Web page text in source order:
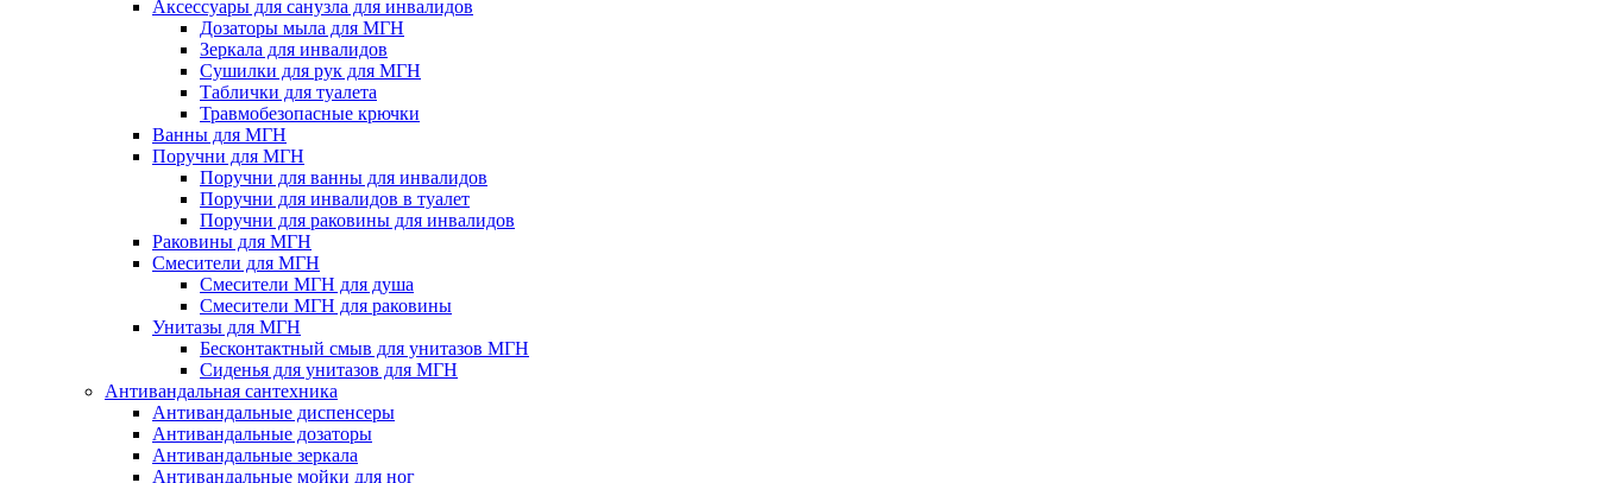
Аксессуары для санузла для инвалидов
Дозаторы мыла для МГН
Зеркала для инвалидов
Сушилки для рук для МГН
Таблички для туалета
Травмобезопасные крючки
Ванны для МГН
Поручни для МГН
Поручни для ванны для инвалидов
Поручни для инвалидов в туалет
Поручни для раковины для инвалидов
Раковины для МГН
Смесители для МГН
Смесители МГН для душа
Смесители МГН для раковины
Унитазы для МГН
Бесконтактный смыв для унитазов МГН
Сиденья для унитазов для МГН
Антивандальная сантехника
Антивандальные диспенсеры
Антивандальные дозаторы
Антивандальные зеркала
Антивандальные мойки для ног